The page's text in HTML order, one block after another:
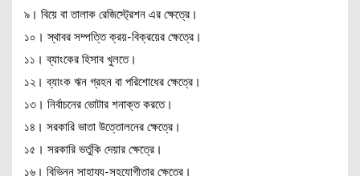
৯। বিয়ে বা তালাক রেজিস্ট্রেশন এর ক্ষেত্রে।
১০। স্থাবর সম্পত্তি ক্রয়-বিক্রয়ের ক্ষেত্রে।
১১। ব্যাংকের হিসাব খুলতে।
১২। ব্যাংক ঋন গ্রহন বা পরিশোধের ক্ষেত্রে।
১৩। নির্বাচনের ভোটার শনাক্ত করতে।
১৪। সরকারি ভাতা উত্তোলনের ক্ষেত্রে।
১৫। সরকারি ভর্তুকি দেয়ার ক্ষেত্রে।
১৬। বিভিন্ন সাহায্য-সহযোগীতার ক্ষেত্রে।